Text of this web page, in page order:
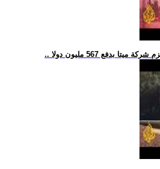
بدفع 567 مليون دولا